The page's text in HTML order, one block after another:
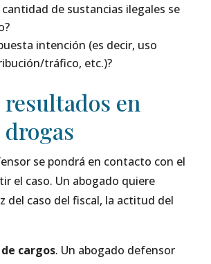
de sustancias ilegales se
intención (es decir, uso
tráfico, etc.)?
en
drogas
se pondrá en contacto con el
el caso. Un abogado quiere
del caso del fiscal, la actitud del
cargos. Un abogado defensor